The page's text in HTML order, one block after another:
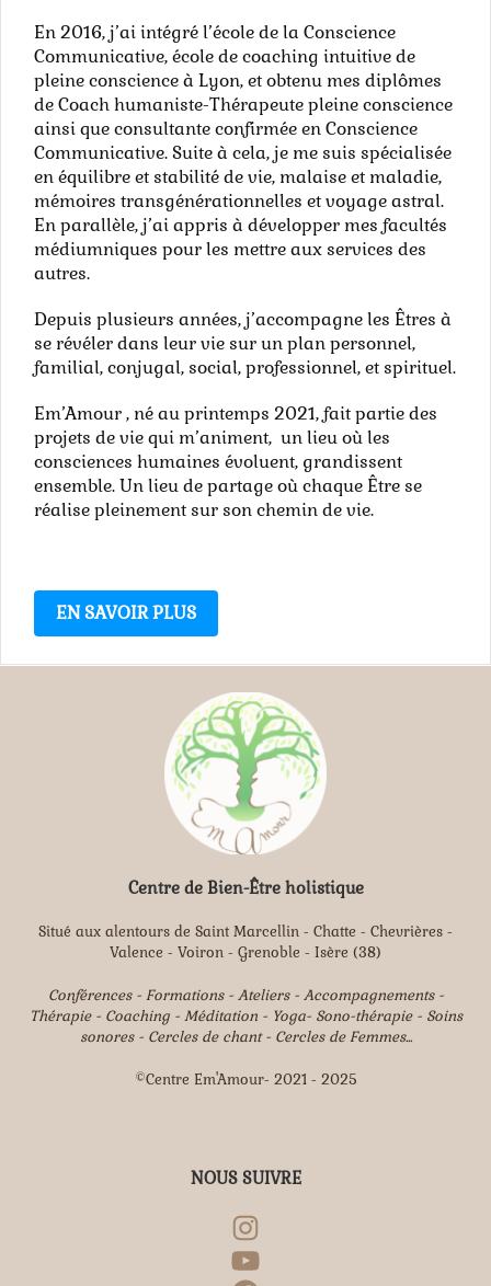
En 2016, j’ai intégré l’école de la Conscience
Communicative, école de coaching intuitive de
pleine conscience à Lyon, et obtenu mes diplômes
de Coach humaniste-Thérapeute pleine conscience
ainsi que consultante confirmée en Conscience
Communicative. Suite à cela, je me suis spécialisée
en équilibre et stabilité de vie, malaise et maladie,
mémoires transgénérationnelles et voyage astral.
En parallèle, j’ai appris à développer mes facultés
médiumniques pour les mettre aux services des
autres.
Depuis plusieurs années, j’accompagne les Êtres à
se révéler dans leur vie sur un plan personnel,
familial, conjugal, social, professionnel, et spirituel.
Em’Amour , né au printemps 2021, fait partie des
projets de vie qui m’animent, un lieu où les
consciences humaines évoluent, grandissent
ensemble. Un lieu de partage où chaque Être se
réalise pleinement sur son chemin de vie.
EN SAVOIR PLUS
Centre de Bien-Être holistique
Situé aux alentours de Saint Marcellin - Chatte - Chevrières -
Valence - Voiron - Grenoble - Isère (38)
Conférences - Formations - Ateliers - Accompagnements -
Thérapie - Coaching - Méditation - Yoga- Sono-thérapie - Soins
sonores - Cercles de chant - Cercles de Femmes...
©Centre Em'Amour- 2021 - 2025
NOUS SUIVRE